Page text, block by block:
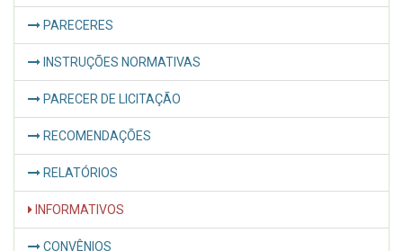
PARECERES
INSTRUÇÕES NORMATIVAS
PARECER DE LICITAÇÃO
RECOMENDAÇÕES
RELATÓRIOS
INFORMATIVOS
CONVÊNIOS